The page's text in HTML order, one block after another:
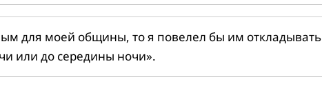
для моей общины, то я повелел бы им откладывать
или до середины ночи».